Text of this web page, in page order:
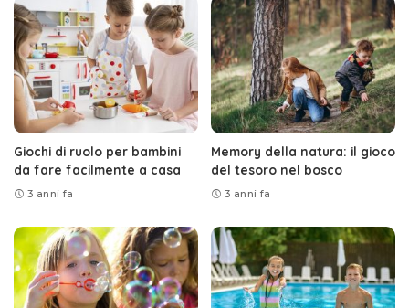
Giochi di ruolo per bambini
da fare facilmente a casa
3 anni fa
Memory della natura: il gioco
del tesoro nel bosco
3 anni fa